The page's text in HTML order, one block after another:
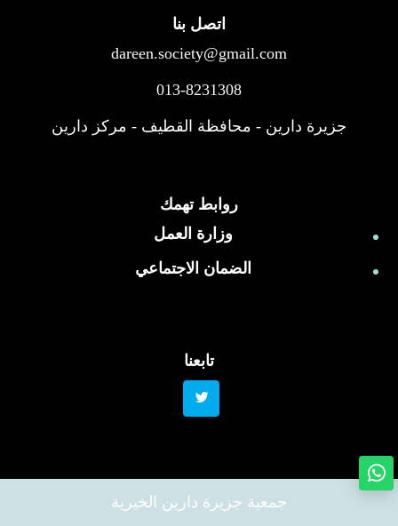
اتصل بنا
dareen.society@gmail.com
013-8231308
جزيرة دارين - محافظة القطيف - مركز دارين
روابط تهمك
وزارة العمل
الضمان الاجتماعي
تابعنا
جمعية جزيرة دارين الخيرية